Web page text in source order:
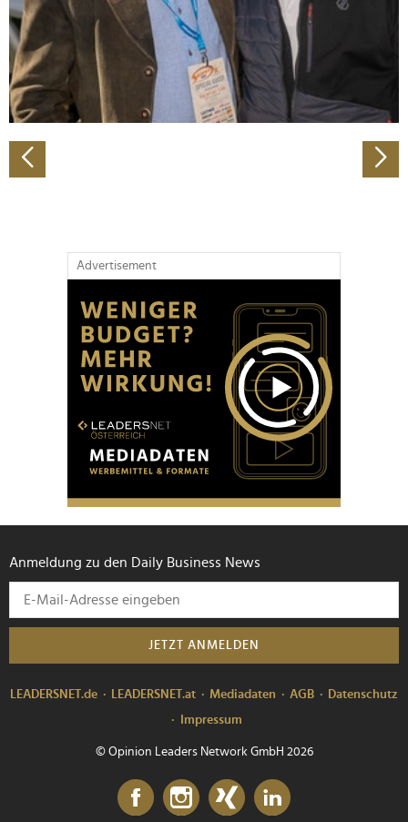
Wir verwenden Cookies, um Inhalte und Anzeigen zu
personalisieren, Funktionen für soziale Medien anbieten
zu können und die Zugriffe auf unsere Website zu
analysieren. Außerdem geben wir Informationen zu Ihrer
Verwendung unserer Website an unsere Partner für
soziale Medien, Werbung und Analysen weiter. Unsere
Partner führen diese Informationen möglicherweise mit
weiteren Daten zusammen, die Sie ihnen bereitgestellt
Advertisement
Anmeldung zu den Daily Business News
JETZT ANMELDEN
LEADERSNET.de LEADERSNET.at Mediadaten AGB
Datenschutz
Impressum
© Opinion Leaders Network GmbH 2026